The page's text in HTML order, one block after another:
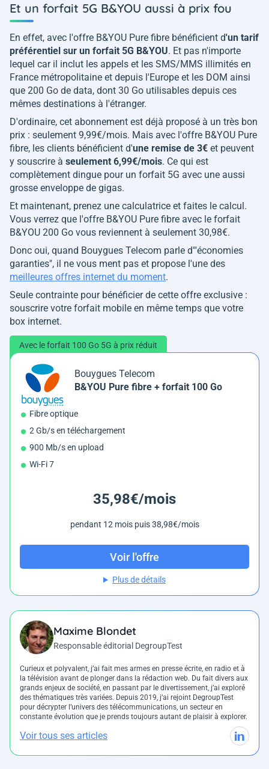
Et un forfait 5G B&YOU aussi à prix fou
En effet, avec l'offre B&YOU Pure fibre bénéficient d'un tarif
préférentiel sur un forfait 5G B&YOU. Et pas n'importe
lequel car il inclut les appels et les SMS/MMS illimités en
France métropolitaine et depuis l'Europe et les DOM ainsi
que 200 Go de data, dont 30 Go utilisables depuis ces
mêmes destinations à l'étranger.
D'ordinaire, cet abonnement est déjà proposé à un très bon
prix : seulement 9,99€/mois. Mais avec l'offre B&YOU Pure
fibre, les clients bénéficient d'une remise de 3€ et peuvent
y souscrire à seulement 6,99€/mois. Ce qui est
complètement dingue pour un forfait 5G avec une aussi
grosse enveloppe de gigas.
Et maintenant, prenez une calculatrice et faites le calcul.
Vous verrez que l'offre B&YOU Pure fibre avec le forfait
B&YOU 200 Go vous reviennent à seulement 30,98€.
Donc oui, quand Bouygues Telecom parle d'"économies
garanties", il ne vous ment pas et propose l'une des
meilleures offres internet du moment.
Seule contrainte pour bénéficier de cette offre exclusive :
souscrire votre forfait mobile en même temps que votre
box internet.
Avec le forfait 100 Go 5G à prix réduit
Bouygues Telecom
B&YOU Pure fibre + forfait 100 Go
Fibre optique
2 Gb/s en téléchargement
900 Mb/s en upload
Wi-Fi 7
35,98€/mois
pendant 12 mois puis 38,98€/mois
Voir l'offre
Plus de détails
Maxime Blondet
Responsable éditorial DegroupTest
Curieux et polyvalent, j’ai fait mes armes en presse écrite, en radio et à
la télévision avant de plonger dans la rédaction web. Du fait divers aux
grands enjeux de société, en passant par le divertissement, j’ai exploré
des thématiques très variées. Depuis 2019, j’ai rejoint DegroupTest
pour décrypter l’univers des télécommunications, un secteur en
constante évolution que je prends toujours autant de plaisir à explorer.
Voir tous ses articles